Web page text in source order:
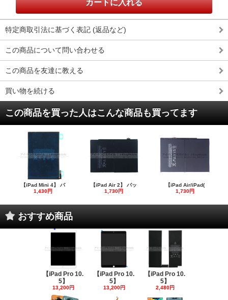
特定商取引法に基づく表記 (返品など)
この商品について問い合わせる
この商品を友達に教える
買い物を続ける
この商品を買った人はこんな商品も買ってます
【iPad Mini 4】 バ
1,430円
【iPad Air 2】 バッ
1,730円
【iPad Air/iPad(
1,730円
おすすめ商品
【iPad Pro 10.
5】
13,200円
【iPad Pro 10.
5】
13,200円
【iPad Pro 10.
5】
2,480円